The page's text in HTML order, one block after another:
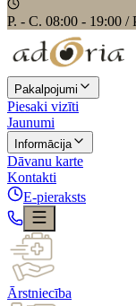
P. - C. 08:00 - 19:00 /
Pakalpojumi
Piesaki vizīti
Jaunumi
Informācija
Dāvanu karte
Kontakti
E-pieraksts
Ārstniecība